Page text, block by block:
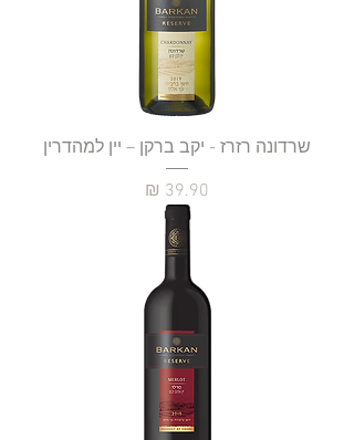
שרדונה רזרז - יקב ברקן – יין למהדרין
מחיר